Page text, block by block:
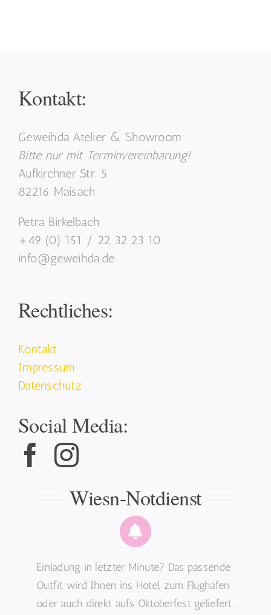
Kontakt:
Geweihda Atelier & Showroom
Bitte nur mit Terminvereinbarung!
Aufkirchner Str. 5
82216 Maisach
Petra Birkelbach
+49 (0) 151 / 22 32 23 10
info@geweihda.de
Rechtliches:
Kontakt
Impressum
Datenschutz
Social Media:
Wiesn-Notdienst
Einladung in letzter Minute? Das passende
Outfit wird Ihnen ins Hotel, zum Flughafen
oder auch direkt aufs Oktoberfest geliefert.